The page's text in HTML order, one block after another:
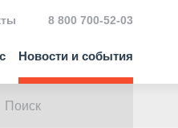
Новости и события
8 800 700-52-03